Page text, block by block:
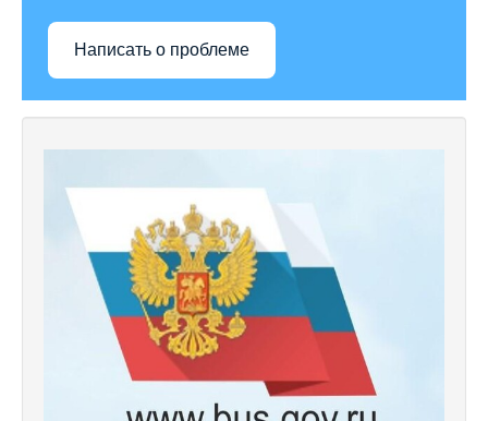
Написать о проблеме